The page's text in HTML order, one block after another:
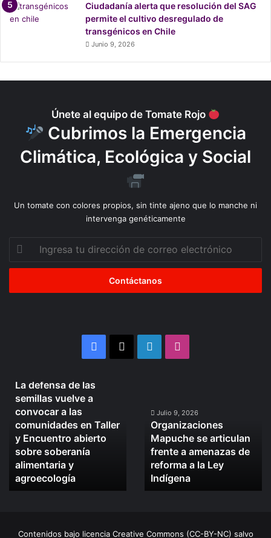
Giovanna Grandón – Distrito 12
Ingrid Villena – Distrito 13
Francisco Caamaño – Distrito 14
Elsa Labraña – Distrito 17
Francisca Arauna – Distrito 18
Tal vez también te interese
Los compromisos ambientales de
debate #EsTurnodelPlaneta
Ciudadanía alerta que resolución del SAG
permite el cultivo desregulado de
transgénicos en Chile
Junio 9, 2026
Únete al equipo de Tomate Rojo
Cubrimos la Emergencia
Climática, Ecológica y Social
Un tomate con colores propios, sin tinte ajeno que lo manche ni
intervenga genéticamente
Ingresa
dirección
correo
Facebook LinkedIn
La
defensa
de
las
semillas
vuelve
convocar
a
La defensa de las
semillas vuelve a
convocar a las
comunidades en Taller
y Encuentro abierto
sobre soberanía
alimentaria y
agroecología
se
articulan
frente
amenazas
de
reforma
Julio 9, 2026
Organizaciones
Mapuche se articulan
frente a amenazas de
reforma a la Ley
Indígena
Contenidos bajo licencia Creative Commons (CC-BY-NC) salvo